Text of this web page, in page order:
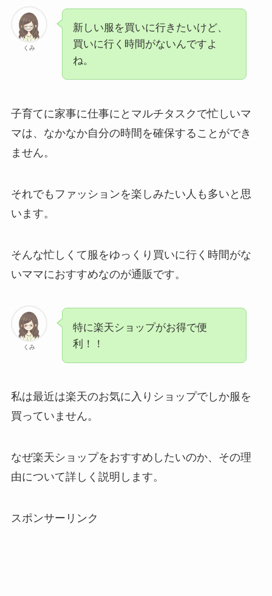
くみ
新しい服を買いに行きたいけど、
買いに行く時間がないんですよ
ね。
子育てに家事に仕事にとマルチタスクで忙しいマ
マは、なかなか自分の時間を確保することができ
ません。
それでもファッションを楽しみたい人も多いと思
います。
そんな忙しくて服をゆっくり買いに行く時間がな
いママにおすすめなのが通販です。
くみ
特に楽天ショップがお得で便
利！！
私は最近は楽天のお気に入りショップでしか服を
買っていません。
なぜ楽天ショップをおすすめしたいのか、その理
由について詳しく説明します。
スポンサーリンク